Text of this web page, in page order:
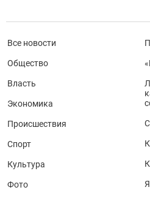
Все новости
Общество
Власть
Экономика
Происшествия
Спорт
Культура
Фото